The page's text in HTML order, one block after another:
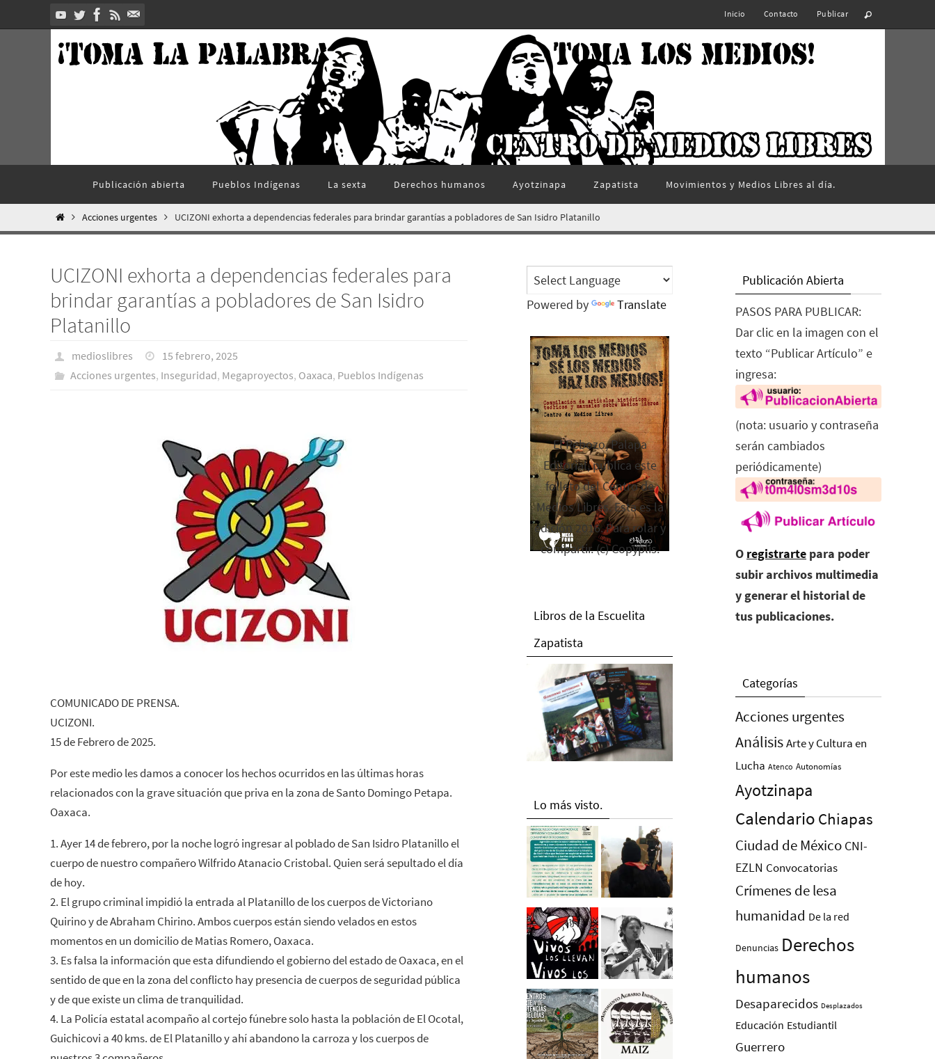
al
Inicio Contacto Publicar
contenido
Publicación abierta Pueblos Indí­genas La sexta Derechos humanos Ayotzinapa Zapatista Movimientos y Medios Libres al día.
InicioAcciones urgentes UCIZONI exhorta a dependencias federales para brindar garantías a pobladores de San Isidro Platanillo
UCIZONI exhorta a dependencias federales para
brindar garantías a pobladores de San Isidro
Platanillo
medioslibres
15 febrero, 2025
Acciones urgentes, Inseguridad, Megaproyectos, Oaxaca, Pueblos Indí­genas
COMUNICADO DE PRENSA.
UCIZONI.
15 de Febrero de 2025.
Por este medio les damos a conocer los hechos ocurridos en las últimas horas
relacionados con la grave situación que priva en la zona de Santo Domingo Petapa.
Oaxaca.
1. Ayer 14 de febrero, por la noche logró ingresar al poblado de San Isidro Platanillo el
cuerpo de nuestro compañero Wilfrido Atanacio Cristobal. Quien será sepultado el día
de hoy.
2. El grupo criminal impidió la entrada al Platanillo de los cuerpos de Victoriano
Quirino y de Abraham Chirino. Ambos cuerpos están siendo velados en estos
momentos en un domicilio de Matias Romero, Oaxaca.
3. Es falsa la información que esta difundiendo el gobierno del estado de Oaxaca, en el
sentido de que en la zona del conflicto hay presencia de cuerpos de seguridad pública
y de que existe un clima de tranquilidad.
4. La Policía estatal acompaño al cortejo fúnebre solo hasta la población de El Ocotal,
Guichicovi a 40 kms. de El Platanillo y ahí abandono la carroza y los cuerpos de
Powered by Translate
El Rebozo, Palapa
Editorial, publica este
folleto del Centro de
Medios Libres. Esta es la
edición 2016. Para rolar y
compartir. (c) Copyplis.
Libros de la Escuelita
Zapatista
Lo más visto.
Publicación Abierta
PASOS PARA PUBLICAR:
Dar clic en la imagen con el
texto “Publicar Artículo” e
ingresa:
(nota: usuario y contraseña
serán cambiados
periódicamente)
O registrarte para poder
subir archivos multimedia
y generar el historial de
tus publicaciones.
Categorías
Acciones urgentes
AnálisisArte y Cultura en
Lucha Atenco Autonomías
Ayotzinapa
Calendario Chiapas
Ciudad de México CNI-
EZLN Convocatorias
Crímenes de lesa
humanidad De la red
Denuncias Derechos
humanos
Desaparecidos Desplazados
Educación Estudiantil
Guerrero